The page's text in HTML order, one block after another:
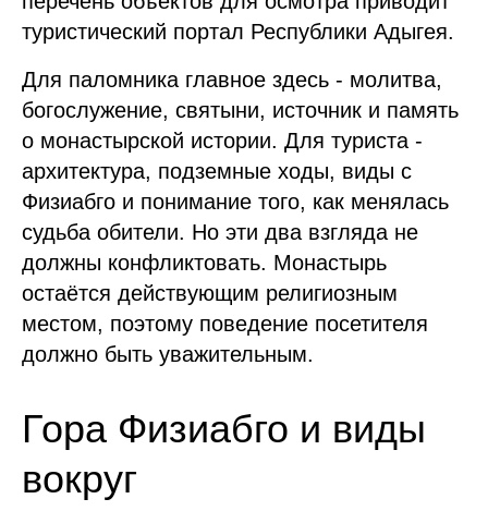
туристический портал Республики Адыгея.
Для паломника главное здесь - молитва,
богослужение, святыни, источник и память
о монастырской истории. Для туриста -
архитектура, подземные ходы, виды с
Физиабго и понимание того, как менялась
судьба обители. Но эти два взгляда не
должны конфликтовать. Монастырь
остаётся действующим религиозным
местом, поэтому поведение посетителя
должно быть уважительным.
Гора Физиабго и виды
вокруг